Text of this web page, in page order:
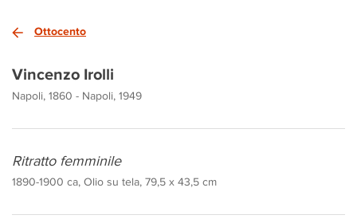
Ottocento
Vincenzo Irolli
Napoli, 1860 - Napoli, 1949
Ritratto femminile
1890-1900 ca, Olio su tela, 79,5 x 43,5 cm